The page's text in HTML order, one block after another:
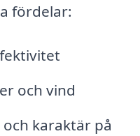
fördelar:
och vind
karaktär på